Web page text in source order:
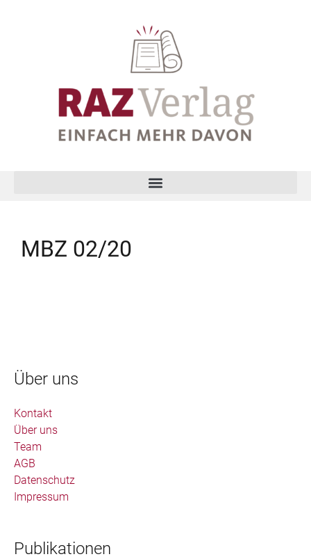
MBZ 02/20
Über uns
Kontakt
Über uns
Team
AGB
Datenschutz
Impressum
Publikationen